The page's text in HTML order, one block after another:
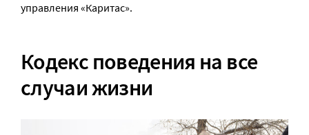
управления «Каритас».
Кодекс поведения на все
случаи жизни